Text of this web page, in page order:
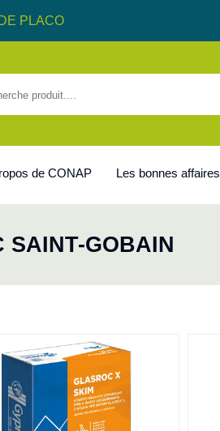
PLACO
de CONAP Les bonnes affaires
GOBAIN